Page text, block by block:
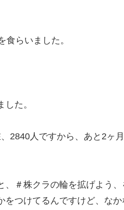
らいました。
た。
2840人ですから、あと2ヶ
＃株クラの輪を拡げよう
つけてるんですけど、な